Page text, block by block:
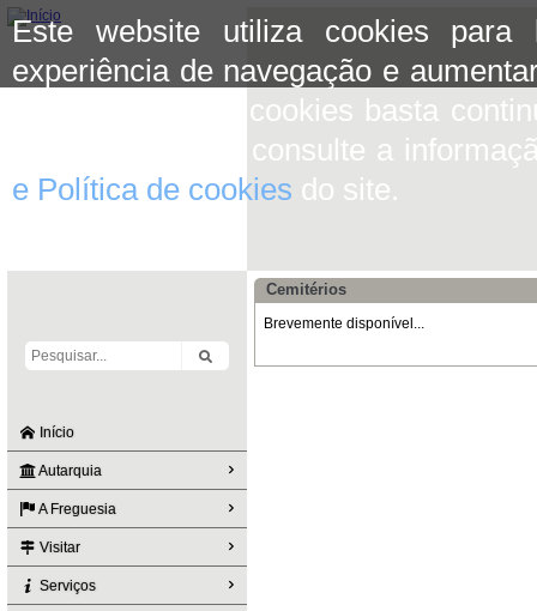
Este website utiliza cookies para
experiência de navegação e
aceitar o uso de cookies basta
mais informação consulte a
e Política de cookies do site.
Início
Autarquia
A Freguesia
Visitar
Serviços
Cemitérios
Brevemente disponível...